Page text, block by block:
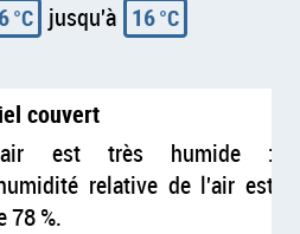
°C jusqu'à 16°C
couvert
est très humide :
relative de l'air est
78 %.